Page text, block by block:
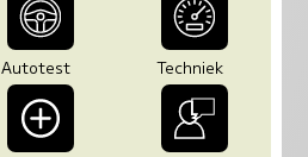
Autotest Techniek